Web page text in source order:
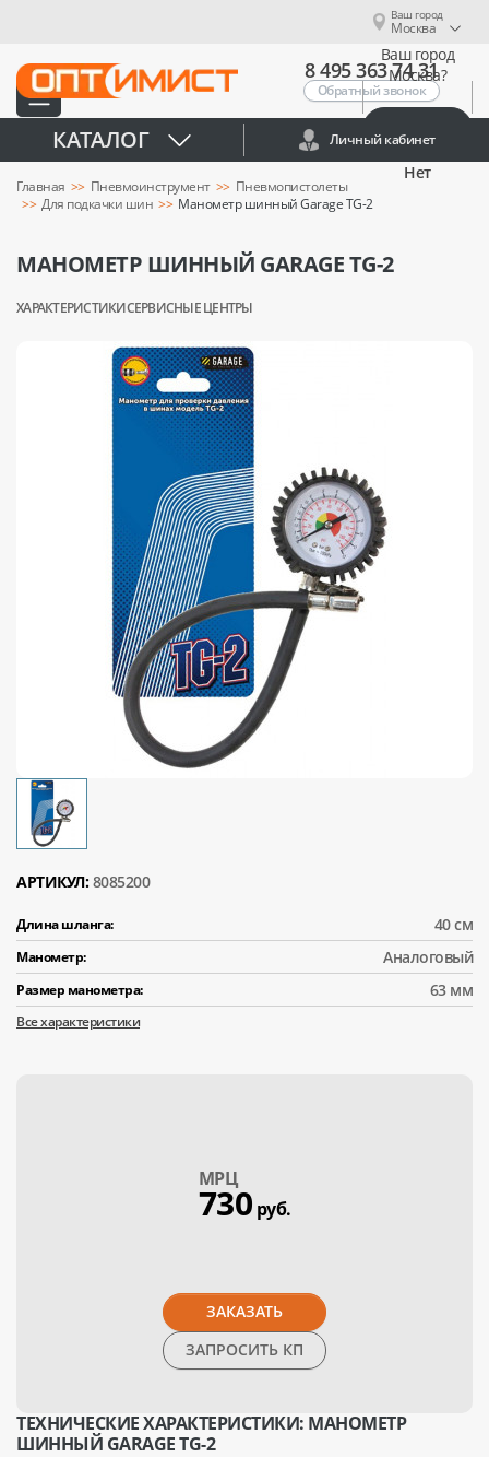
Ваш город
Москва
Ваш город
Москва?
Нет
8 495 363 74 31
Обратный звонок
КАТАЛОГ Личный кабинет
Главная Пневмоинструмент
Пневмопистолеты
Для подкачки шин
Манометр шинный Garage TG-2
МАНОМЕТР ШИННЫЙ GARAGE TG-2
ХАРАКТЕРИСТИКИСЕРВИСНЫЕ ЦЕНТРЫ
АРТИКУЛ: 8085200
Длина шланга: 40 см
Манометр: Аналоговый
Размер манометра: 63 мм
Все характеристики
МPЦ
730 руб.
ЗАКАЗАТЬ
ЗАПРОСИТЬ КП
ТЕХНИЧЕСКИЕ ХАРАКТЕРИСТИКИ: МАНОМЕТР
ШИННЫЙ GARAGE TG-2